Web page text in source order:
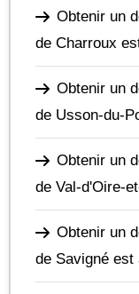
Obtenir un
de Charroux
Obtenir un
de Usson-du-
Obtenir un
de Val-d'Oire-
Obtenir un
de Savigné est